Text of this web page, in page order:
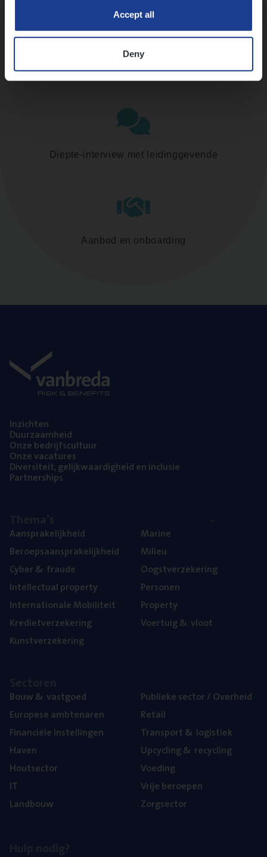
Accept all
Deny
Assessment
Diepte-interview met leidinggevende
Aanbod en onboarding
Inzich­ten
Duur­zaam­heid
Onze bedrijfs­cul­tuur
Onze vaca­tu­res
Diver­si­teit, gelijk­waar­dig­heid en inclusie
Part­ner­ships
Aan­spra­ke­lijk­heid
Beroeps­aan­spra­ke­lijk­heid
Cyber& fraude
Intel­lec­tu­al property
Inter­na­ti­o­na­le Mobiliteit
Kre­diet­ver­ze­ke­ring
Kunst­ver­ze­ke­ring
Mari­ne
Mili­eu
Oogst­ver­ze­ke­ring
Per­so­nen
Pro­per­ty
Voer­tuig& vloot
Bouw& vastgoed
Euro­pe­se ambtenaren
Finan­ci­ë­le instellingen
Haven
Hout­sec­tor
IT
Land­bouw
Publie­ke sec­tor / Overheid
Retail
Trans­port& logistiek
Upcy­cling& recycling
Voe­ding
Vrije beroe­pen
Zorg­sec­tor